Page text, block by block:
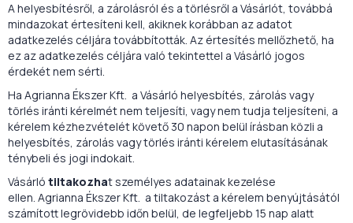
A helyesbítésről, a zárolásról és a törlésről a Vásárlót, továbbá
mindazokat értesíteni kell, akiknek korábban az adatot
adatkezelés céljára továbbították. Az értesítés mellőzhető, ha
ez az adatkezelés céljára való tekintettel a Vásárló jogos
érdekét nem sérti.
Ha Agrianna Ékszer Kft. a Vásárló helyesbítés, zárolás vagy
törlés iránti kérelmét nem teljesíti, vagy nem tudja teljesíteni, a
kérelem kézhezvételét követő 30 napon belül írásban közli a
helyesbítés, zárolás vagy törlés iránti kérelem elutasításának
ténybeli és jogi indokait.
Vásárló tiltakozhat személyes adatainak kezelése
ellen. Agrianna Ékszer Kft. a tiltakozást a kérelem benyújtásától
számított legrövidebb időn belül, de legfeljebb 15 nap alatt